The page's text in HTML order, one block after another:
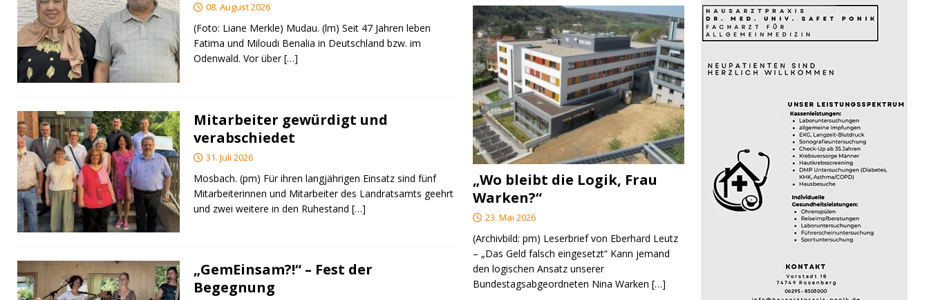
08. August 2026
(Foto: Liane Merkle) Mudau. (lm) Seit 47 Jahren leben
Fatima und Miloudi Benalia in Deutschland bzw. im
Odenwald. Vor über[…]
Mitarbeiter gewürdigt und
verabschiedet
31. Juli 2026
Mosbach. (pm) Für ihren langjährigen Einsatz sind fünf
Mitarbeiterinnen und Mitarbeiter des Landratsamts geehrt
und zwei weitere in den Ruhestand […]
„GemEinsam?!“ – Fest der
Begegnung
„Wo bleibt die Logik, Frau
Warken?“
23. Mai 2026
(Archivbild: pm) Leserbrief von Eberhard Leutz
– „Das Geld falsch eingesetzt“ Kann jemand
den logischen Ansatz unserer
Bundestagsabgeordneten Nina Warken[…]